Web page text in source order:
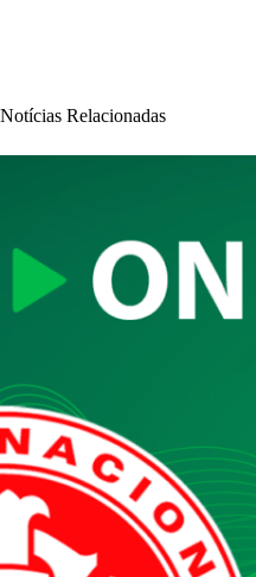
Notícias Relacionadas